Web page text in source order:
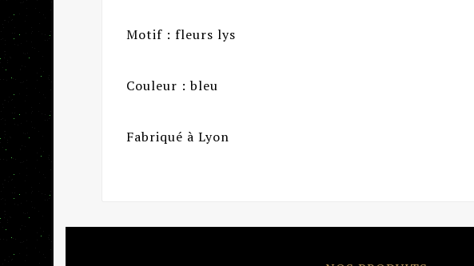
Motif : fleurs lys
Couleur : bleu
Fabriqué à Lyon